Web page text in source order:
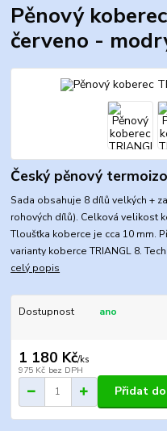
Pěnový
červeno -
Český pěnový
Sada obsahuje 8 dílů velkých +
rohových dílů). Celková
Tloušťka koberce je cca 10 mm.
varianty koberce TRIANGL 8.
celý popis
Dostupnost ano
1 180 Kč/ks
975 Kč bez DPH
Přidat